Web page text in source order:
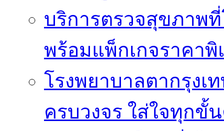
บริการตรวจสุขภาพ
พร้อมแพ็กเกจราคาพิ
โรงพยาบาลตากรุงเ
ครบวงจร ใส่ใจทุกขั้